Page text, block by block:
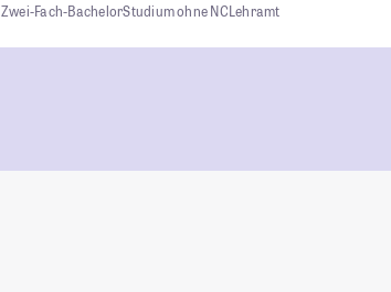
Zwei-Fach-BachelorStudium ohne NCLehramt